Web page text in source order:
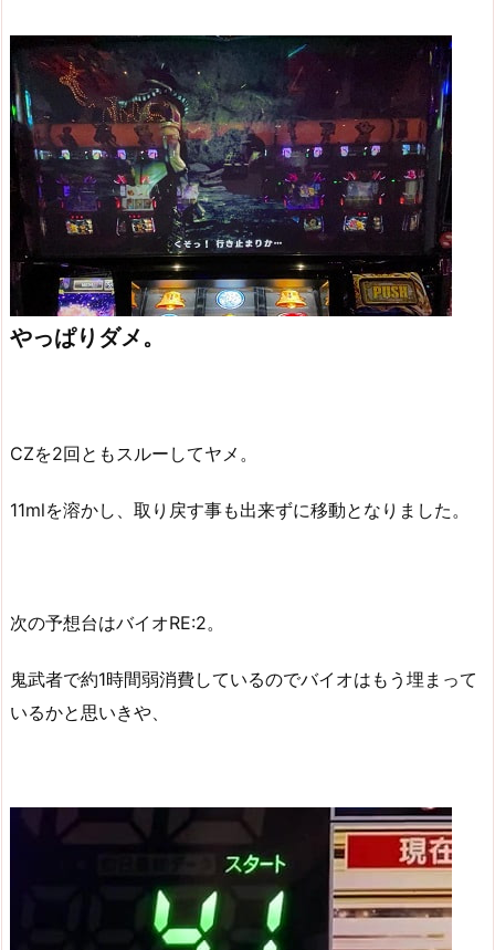
やっぱりダメ。
CZを2回ともスルーしてヤメ。
11mlを溶かし、取り戻す事も出来ずに移動となりました。
次の予想台はバイオRE:2。
鬼武者で約1時間弱消費しているのでバイオはもう埋まって
いるかと思いきや、